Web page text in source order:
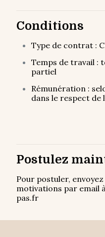
Conditions
Type de contrat :
Temps de travail :
partiel
Rémunération :
dans le respect
Postulez
Pour postuler,
motivations par email
pas.fr